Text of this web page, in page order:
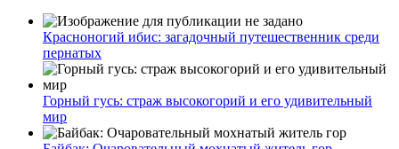
Красноногий ибис: загадочный путешественник среди
пернатых
Горный гусь: страж высокогорий и его удивительный
мир